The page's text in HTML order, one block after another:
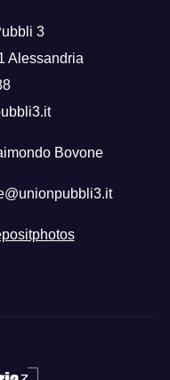
3
Alessandria
Bovone